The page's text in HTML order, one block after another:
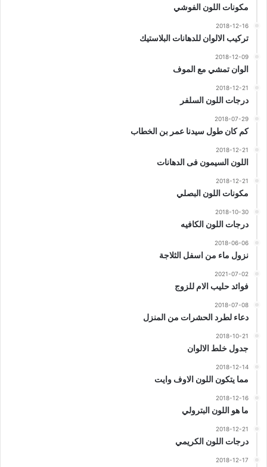
مكونات اللون الفوشي
2018-12-16
تركيب الالوان للدهانات البلاستيك
2018-12-09
الوان تمشي مع الموف
2018-12-21
درجات اللون السلفر
2018-07-29
كم كان طول سيدنا عمر بن الخطاب
2018-12-21
اللون السيمون فى الدهانات
2018-12-21
مكونات اللون البصلي
2018-10-30
درجات اللون الكافيه
2018-06-06
نزول ماء من اسفل الثلاجة
2021-07-02
فوائد حليب الام للزوج
2018-07-08
دعاء لطرد الحشرات من المنزل
2018-10-21
جدول خلط الالوان
2018-12-14
مما يتكون اللون الاوف وايت
2018-12-16
ما هو اللون البترولي
2018-12-21
درجات اللون الكريمي
2018-12-17